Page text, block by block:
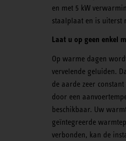
en met 5 kW
staalplaat en is uiterst
Laat u op geen enkel
Op warme dagen
vervelende geluiden.
de aarde zeer
door een
beschikbaar. Uw
geïntegreerde
verbonden, kan de